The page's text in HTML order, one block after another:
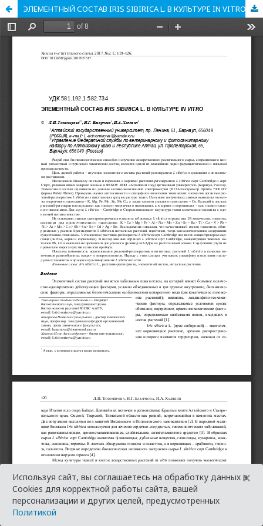
ЭЛЕМЕНТНЫЙ СОСТАВ IRIS SIBIRICA L. В КУЛЬТУРЕ IN VITRO
Используя сайт, вы соглашаетесь на обработку данных в
Cookies для корректной работы сайта, вашей
персонализации и других целей, предусмотренных
Политикой
×